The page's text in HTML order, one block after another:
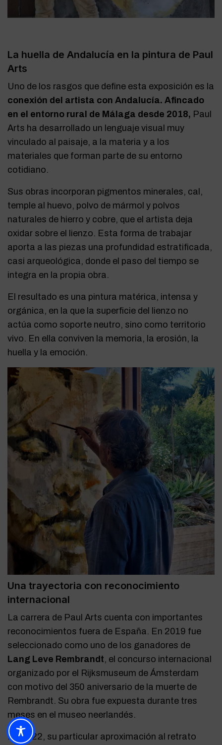
La huella de Andalucía en la pintura de Paul
Arts
Uno de los rasgos que define esta exposición es la
conexión del artista con Andalucía. Afincado
en el entorno rural de Málaga desde 2018, Paul
Arts ha desarrollado un lenguaje visual muy
vinculado al paisaje, a la materia y a los
materiales que forman parte de su entorno
cotidiano.
Sus obras incorporan pigmentos minerales, cal,
temple al huevo, polvo de mármol y polvos
naturales de hierro y cobre, que el artista deja
oxidar sobre el lienzo. Esta forma de trabajar
aporta a las piezas una profundidad estratificada,
casi arqueológica, donde el paso del tiempo se
integra en la propia obra.
El resultado es una pintura matérica, intensa y
orgánica, en la que la superficie del lienzo no
actúa como soporte neutro, sino como territorio
vivo. En ella conviven la memoria, la erosión, la
huella y la emoción.
Una trayectoria con reconocimiento
internacional
La carrera de Paul Arts cuenta con importantes
reconocimientos fuera de España. En 2019 fue
seleccionado como uno de los ganadores de
Lang Leve Rembrandt, el concurso internacional
organizado por el Rijksmuseum de Ámsterdam
con motivo del 350 aniversario de la muerte de
Rembrandt. Su obra fue expuesta durante tres
meses en el museo neerlandés.
En 2022, su particular aproximación al retrato